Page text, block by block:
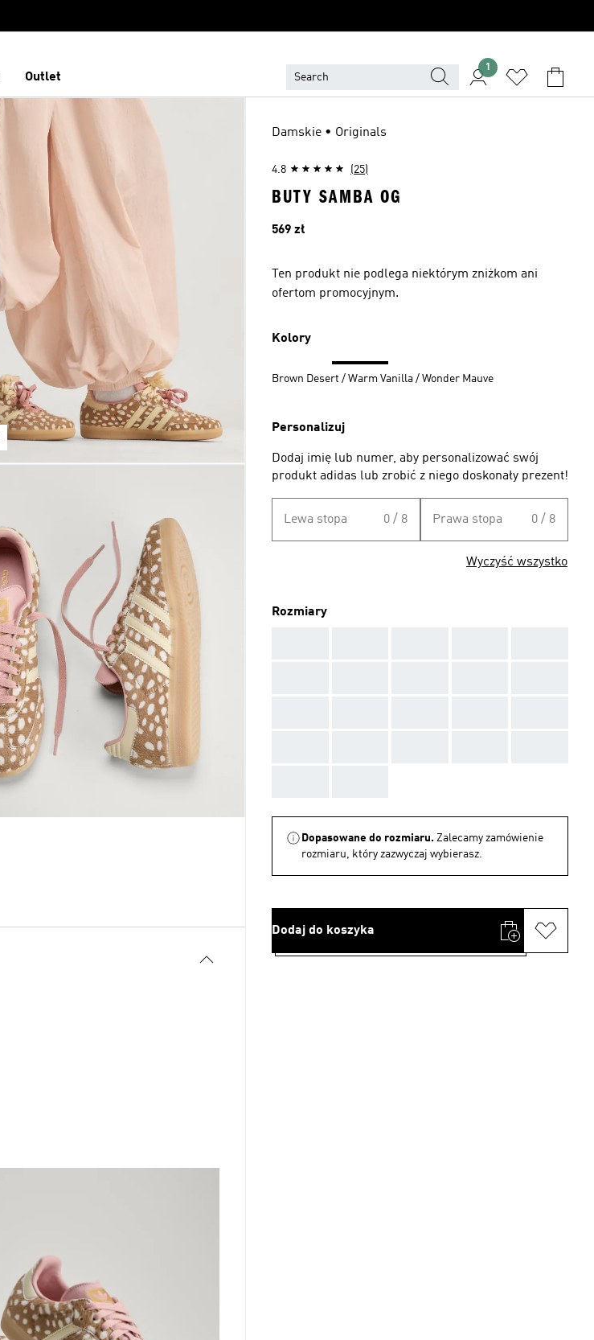
Outlet
1
Damskie • Originals
4.8 (25)
BUTY SAMBA OG
Cena
569 zł
Ten produkt nie podlega niektórym zniżkom ani
ofertom promocyjnym.
Kolory
Brown Desert / Warm Vanilla / Wonder Mauve
Personalizuj
Dodaj imię lub numer, aby personalizować swój
produkt adidas lub zrobić z niego doskonały prezent!
Lewa stopa 0 / 8 Prawa stopa 0 / 8
Wyczyść wszystko
Rozmiary
Dopasowane do rozmiaru. Zalecamy zamówienie
rozmiaru, który zazwyczaj wybierasz.
Dodaj do koszyka